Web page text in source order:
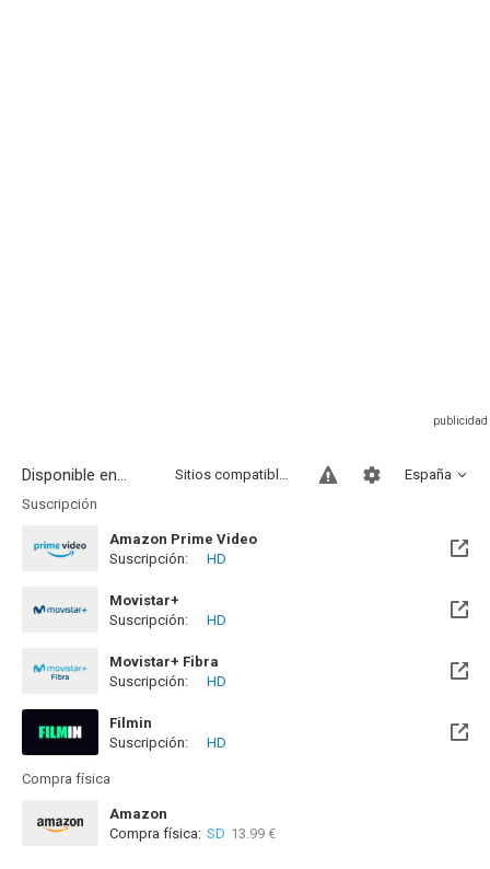
Disponible en... España
Sitios compatibles
Suscripción
Amazon Prime Video
Suscripción:
HD
Movistar+
Disponible hasta el Lun, 31 May 2027 (Quedan 9 meses)
Suscripción: HD
Movistar+ Fibra
Disponible hasta el Lun, 31 May 2027 (Quedan 9 meses)
Suscripción: HD
Filmin
Disponible hasta el Mar, 01 Feb 2028 (Queda 1 año)
Suscripción: HD
Compra física
Amazon
Compra física: SD 13.99 €